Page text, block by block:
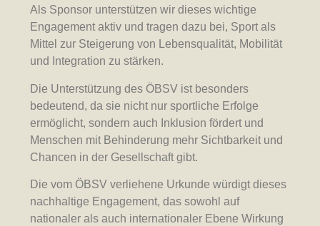
Als Sponsor unterstützen wir dieses wichtige
Engagement aktiv und tragen dazu bei, Sport als
Mittel zur Steigerung von Lebensqualität, Mobilität
und Integration zu stärken.
Die Unterstützung des ÖBSV ist besonders
bedeutend, da sie nicht nur sportliche Erfolge
ermöglicht, sondern auch Inklusion fördert und
Menschen mit Behinderung mehr Sichtbarkeit und
Chancen in der Gesellschaft gibt.
Die vom ÖBSV verliehene Urkunde würdigt dieses
nachhaltige Engagement, das sowohl auf
nationaler als auch internationaler Ebene Wirkung